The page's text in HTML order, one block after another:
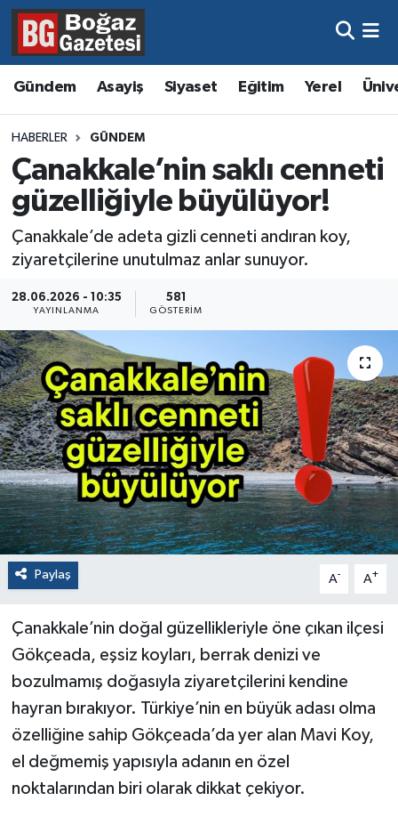
Gündem Asayiş Siyaset Eğitim Yerel
HABERLER GÜNDEM
Çanakkale’nin saklı cenneti
güzelliğiyle büyülüyor!
Çanakkale’de adeta gizli cenneti andıran koy,
ziyaretçilerine unutulmaz anlar sunuyor.
28.06.2026 - 10:35
YAYINLANMA
581
GÖSTERIM
Paylaş A- A+
Çanakkale’nin doğal güzellikleriyle öne çıkan ilçesi
Gökçeada, eşsiz koyları, berrak denizi ve
bozulmamış doğasıyla ziyaretçilerini kendine
hayran bırakıyor. Türkiye’nin en büyük adası olma
özelliğine sahip Gökçeada’da yer alan Mavi Koy,
el değmemiş yapısıyla adanın en özel
noktalarından biri olarak dikkat çekiyor.
Asayiş
Eğitim
Ekonomi
Gündem
Magazin
Resmi İlanlar
Sağlık
Hava Durumu
Trafik Durumu
Süper Lig Puan Durumu ve Fikstür
Tüm Manşetler
Son Dakika Haberleri
Haber Arşivi